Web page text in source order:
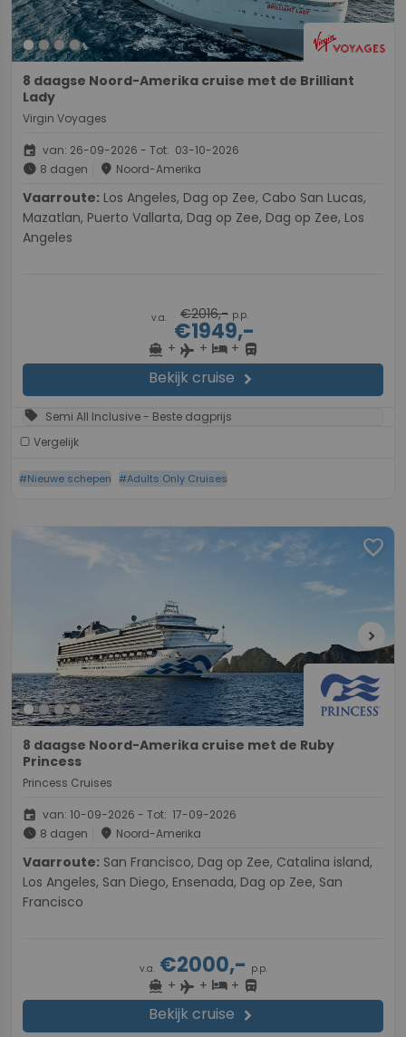
8 daagse Noord-Amerika cruise met de Brilliant
Lady
Virgin Voyages
event van: 26-09-2026 - Tot: 03-10-2026
schedule 8 dagen place Noord-Amerika
Vaarroute:
Mazatlan, Puerto Vallarta, Dag op Zee, Dag op Zee, Los
Angeles
v.a. €2016,- p.p.
€1949,-
directions_boat + flight + hotel+ directions_bus
Bekijk cruise chevron_right
sell Semi All Inclusive - Beste dagprijs
Vergelijk
#Nieuwe schepen #Adults Only Cruises
favorite
chevron_right
8 daagse Noord-Amerika cruise met de Ruby
Princess
Princess Cruises
event van: 10-09-2026 - Tot: 17-09-2026
schedule 8 dagen place Noord-Amerika
Vaarroute:
Los Angeles, San Diego, Ensenada, Dag op Zee, San
Francisco
v.a.€2000,- p.p.
directions_boat + flight + hotel+ directions_bus
Bekijk cruise chevron_right